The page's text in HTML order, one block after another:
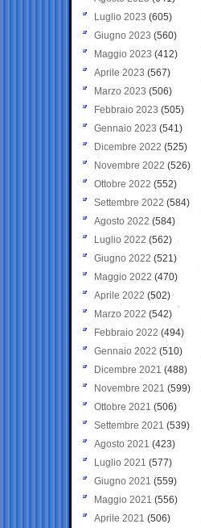
Luglio 2023 (605)
Giugno 2023 (560)
Maggio 2023 (412)
Aprile 2023 (567)
Marzo 2023 (506)
Febbraio 2023 (505)
Gennaio 2023 (541)
Dicembre 2022 (525)
Novembre 2022 (526)
Ottobre 2022 (552)
Settembre 2022 (584)
Agosto 2022 (584)
Luglio 2022 (562)
Giugno 2022 (521)
Maggio 2022 (470)
Aprile 2022 (502)
Marzo 2022 (542)
Febbraio 2022 (494)
Gennaio 2022 (510)
Dicembre 2021 (488)
Novembre 2021 (599)
Ottobre 2021 (506)
Settembre 2021 (539)
Agosto 2021 (423)
Luglio 2021 (577)
Giugno 2021(559)
Maggio 2021 (556)
Aprile 2021 (506)